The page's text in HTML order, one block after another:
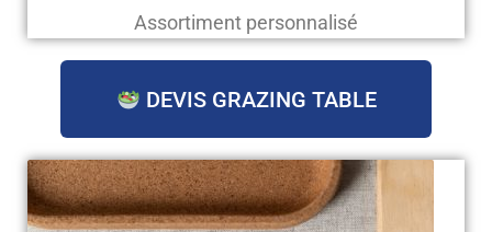
Assortiment personnalisé
DEVIS GRAZING TABLE